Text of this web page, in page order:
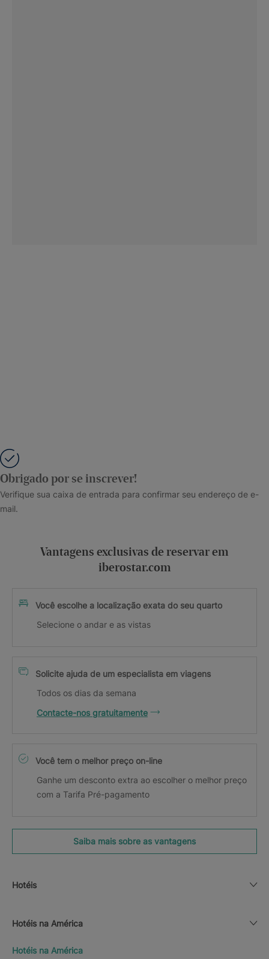
Obrigado por se inscrever!
Verifique sua caixa de entrada para confirmar seu endereço de e-
mail.
Vantagens exclusivas de reservar em
iberostar.com
Você escolhe a localização exata do seu quarto
Selecione o andar e as vistas
Solicite ajuda de um especialista em viagens
Todos os dias da semana
Contacte-nos gratuitamente
Você tem o melhor preço on-line
Ganhe um desconto extra ao escolher o melhor preço
com a Tarifa Pré-pagamento
Saiba mais sobre as vantagens
Hotéis
Hotéis na América
Hotéis na América